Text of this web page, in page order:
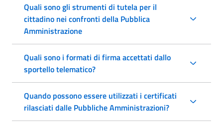
Quali sono gli strumenti di tutela per il
cittadino nei confronti della Pubblica
Amministrazione
Quali sono i formati di firma accettati dallo
sportello telematico?
Quando possono essere utilizzati i certificati
rilasciati dalle Pubbliche Amministrazioni?